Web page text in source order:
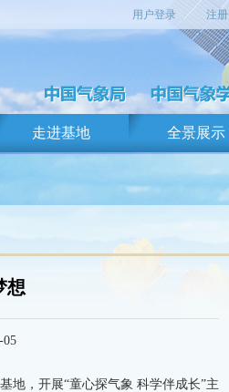
用户登录 注册
走进基地 全景展示
想
05
地，开展“童心探气象 科学伴成长”主